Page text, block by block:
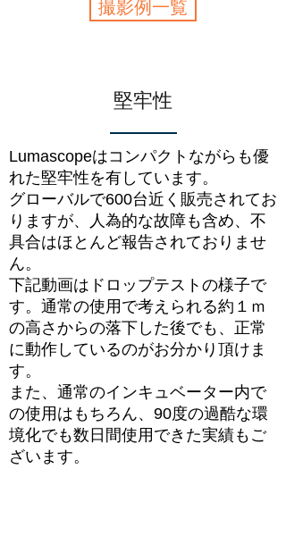
撮影例一覧
堅牢性
Lumascopeはコンパクトながらも優
れた堅牢性を有しています。
グローバルで600台近く販売されてお
りますが、人為的な故障も含め、不
具合はほとんど報告されておりませ
ん。
下記動画はドロップテストの様子で
す。通常の使用で考えられる約１ｍ
の高さからの落下した後でも、正常
に動作しているのがお分かり頂けま
す。
また、通常のインキュベーター内で
の使用はもちろん、90度の過酷な環
境化でも数日間使用できた実績もご
ざいます。